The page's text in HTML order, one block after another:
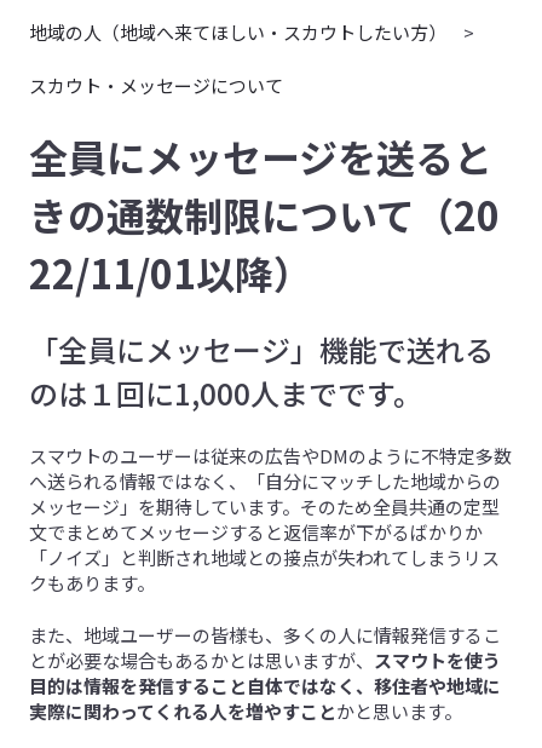
地域の人（地域へ来てほしい・スカウトしたい方）
スカウト・メッセージについて
全員にメッセージを送ると
きの通数制限について（20
22/11/01以降）
「全員にメッセージ」機能で送れる
のは１回に1,000人までです。
スマウトのユーザーは従来の広告やDMのように不特定多数
へ送られる情報ではなく、「自分にマッチした地域からの
メッセージ」を期待しています。そのため全員共通の定型
文でまとめてメッセージすると返信率が下がるばかりか
「ノイズ」と判断され地域との接点が失われてしまうリス
クもあります。
また、地域ユーザーの皆様も、多くの人に情報発信するこ
とが必要な場合もあるかとは思いますが、 スマウトを使う
目的は情報を発信すること自体ではなく、移住者や地域に
実際に関わってくれる人を増やすことかと思います。